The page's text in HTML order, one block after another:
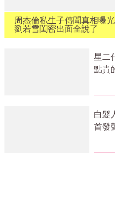
周杰倫私生子傳聞真相
劉若雪閨密出面全說了
星二
點貴
白髮
首發